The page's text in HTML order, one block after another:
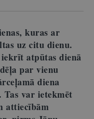
kuras ar
uz citu dienu.
atpūtas dienā
par vienu
diena
Tas var ietekmēt
attiecībām